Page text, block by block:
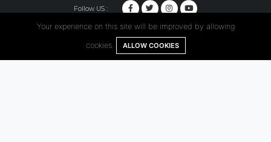
Follow US :
© Copyright 2020. Hutama Karya All Rights Reserved.
Your experience on this site will be improved by allowing
cookies. ALLOW COOKIES